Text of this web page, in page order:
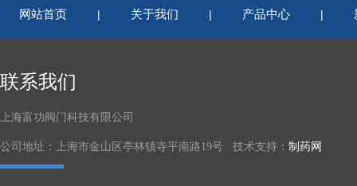
网站首页 | 关于我们 | 产品中心 |
联系我们
上海富功阀门科技有限公司
公司地址：上海市金山区亭林镇寺平南路19号 技术支持： 制药网